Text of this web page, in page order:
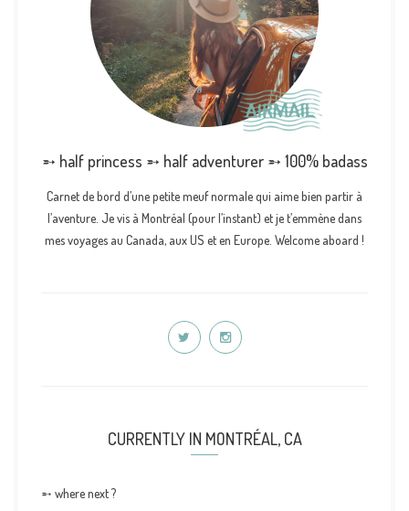
➵ half princess ➵ half adventurer ➵ 100% badass
Carnet de bord d’une petite meuf normale qui aime bien partir à
l’aventure. Je vis à Montréal (pour l’instant) et je t’emmène dans
mes voyages au Canada, aux US et en Europe. Welcome aboard !
CURRENTLY IN MONTRÉAL, CA
➵ where next ?